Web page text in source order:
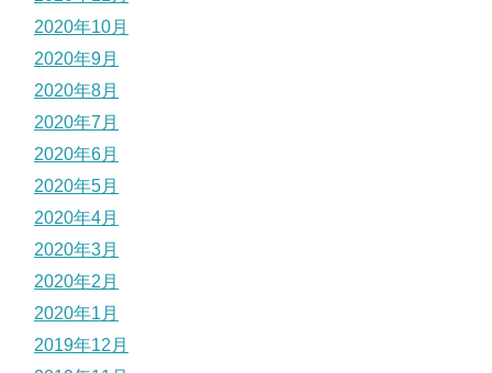
2020年10月
2020年9月
2020年8月
2020年7月
2020年6月
2020年5月
2020年4月
2020年3月
2020年2月
2020年1月
2019年12月